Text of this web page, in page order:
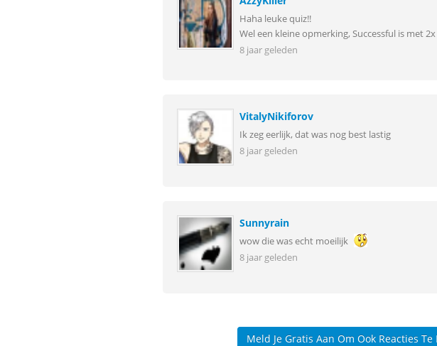
Haha leuke quiz!!
Wel een kleine opmerking, Successful is met
8 jaar geleden
VitalyNikiforov
Ik zeg eerlijk, dat was nog best lastig
8 jaar geleden
Sunnyrain
wow die was echt moeilijk
8 jaar geleden
Meld Je Gratis Aan Om Ook Reacties